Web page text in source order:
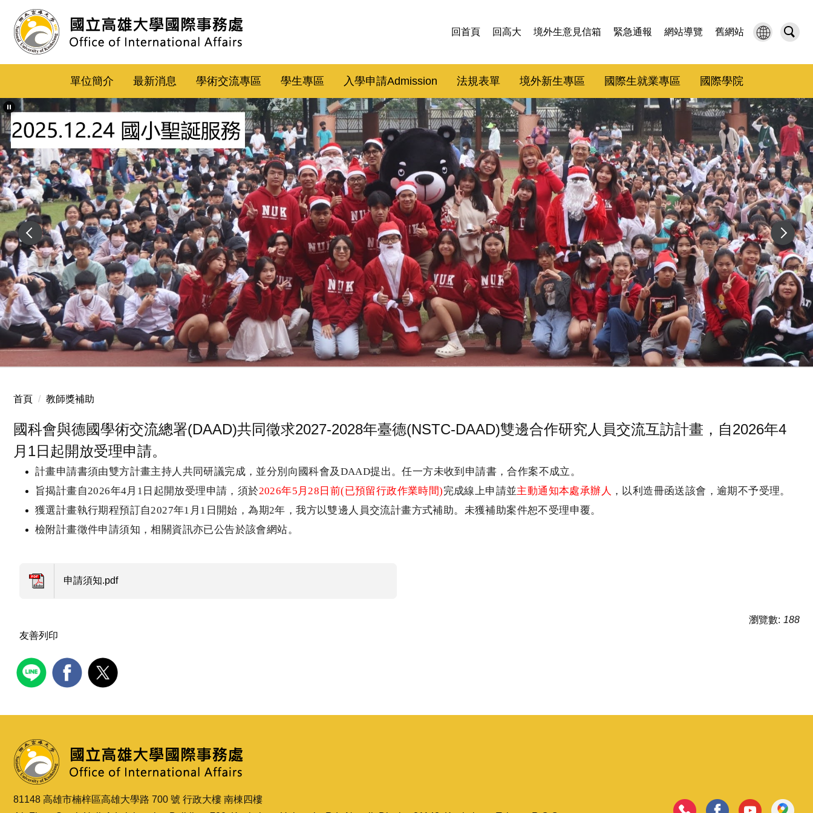
到
主
內
區
回首頁 回高大 境外生意見信箱 緊急通報 網站導覽 舊網站
單位簡介 最新消息 學術交流專區 學生專區 入學申請Admission 法規表單 境外新生專區 國際生就業專區 國際學院
2025.12.24 國小聖誕服務
首頁 教師獎補助
國科會與德國學術交流總署(DAAD)共同徵求2027-2028年臺德(NSTC-DAAD)雙邊合作研究人員交流互訪計畫，自2026年4
月1日起開放受理申請。
計畫申請書須由雙方計畫主持人共同研議完成，並分別向國科會及 DAAD提出。任一方未收到申請書，合作案不成立。
旨揭計畫自2026年4月 1 日起開放受理申請，須於2026年5 月28 日前(已預留行政作業時間)完成線上申請並主動通知本處承辦人 ，以利造冊函送該會，逾期不予受理。
獲選計畫執行期程預訂自2027年1 月 1 日開始，為期2年，我方以雙邊人員交流計畫方式補助。未獲補助案件恕不受理申覆。
檢附計畫徵件申請須知，相關資訊亦已公告於該會網站。
申請須知.pdf
瀏覽數: 188
友善列印
81148 高雄市楠梓區高雄大學路 700 號 行政大樓 南棟四樓